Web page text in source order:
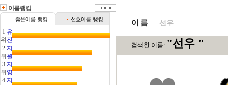
이름랭킹
1
위
유
진
2
위
지
원
3
위
지
영
4 지
이 름